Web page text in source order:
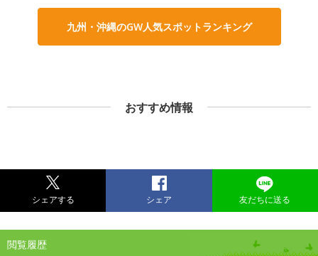
九州・沖縄のGW人気スポットランキング
おすすめ情報
シェアする シェア 友だちに送る
閲覧履歴